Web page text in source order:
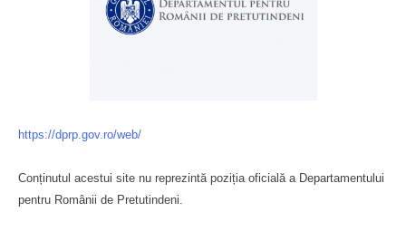
https://dprp.gov.ro/web/
Conținutul acestui site nu reprezintă poziția oficială a Departamentului
pentru Românii de Pretutindeni.